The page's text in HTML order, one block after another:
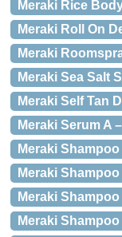
Meraki Rice
Meraki Roll On
Meraki
Meraki Sea Salt
Meraki Self Tan
Meraki Serum A
Meraki Shampoo
Meraki
Meraki
Meraki Shampoo